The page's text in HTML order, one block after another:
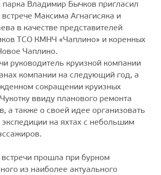
парка Владимир Бычков пригласил
встрече Максима Агнагисяка и
в качестве представителей
ТСО КМНЧ «Чаплино» и коренных
Чаплино.
руководитель круизной компании
компании на следующий год, а
сокращении круизных
ввиду планового ремонта
а также о своей идее организовать
на яхтах с небольшим
прошла при бурном
из наиболее актуального